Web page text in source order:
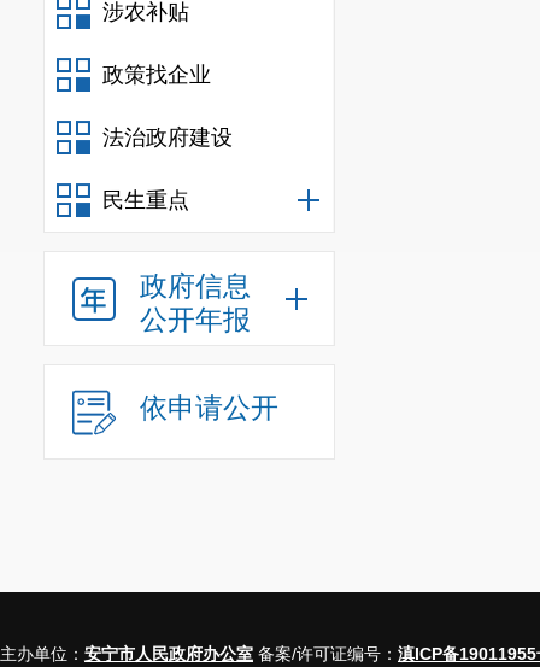
涉农补贴
政策找企业
法治政府建设
民生重点
政府信息
公开年报
依申请公开
三、本
无法提
主办单位： 安宁市人民政府办公室 备案/许可证编号： 滇ICP备